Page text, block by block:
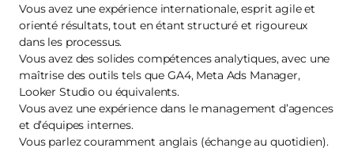
Vous avez une expérience internationale, esprit agile et
orienté résultats, tout en étant structuré et rigoureux
dans les processus.
Vous avez des solides compétences analytiques, avec une
maîtrise des outils tels que GA4, Meta Ads Manager,
Looker Studio ou équivalents.
Vous avez une expérience dans le management d’agences
et d’équipes internes.
Vous parlez couramment anglais (échange au quotidien).